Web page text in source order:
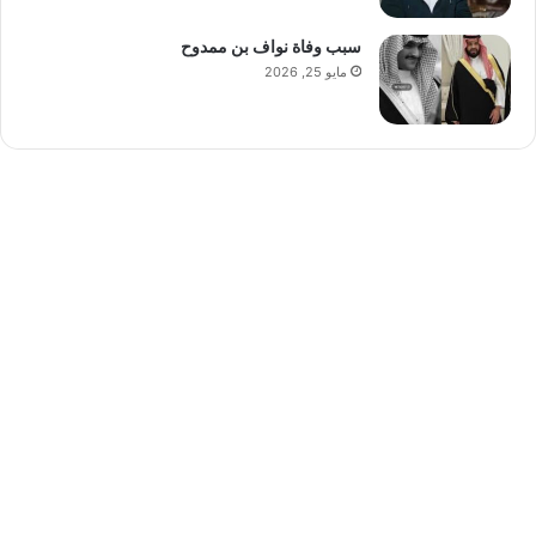
سبب وفاة نواف بن ممدوح
مايو 25, 2026